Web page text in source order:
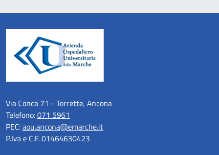
Via Conca 71 - Torrette, Ancona
Telefono:071 5961
PEC:aou.ancona@emarche.it
P.Iva e C.F. 01464630423